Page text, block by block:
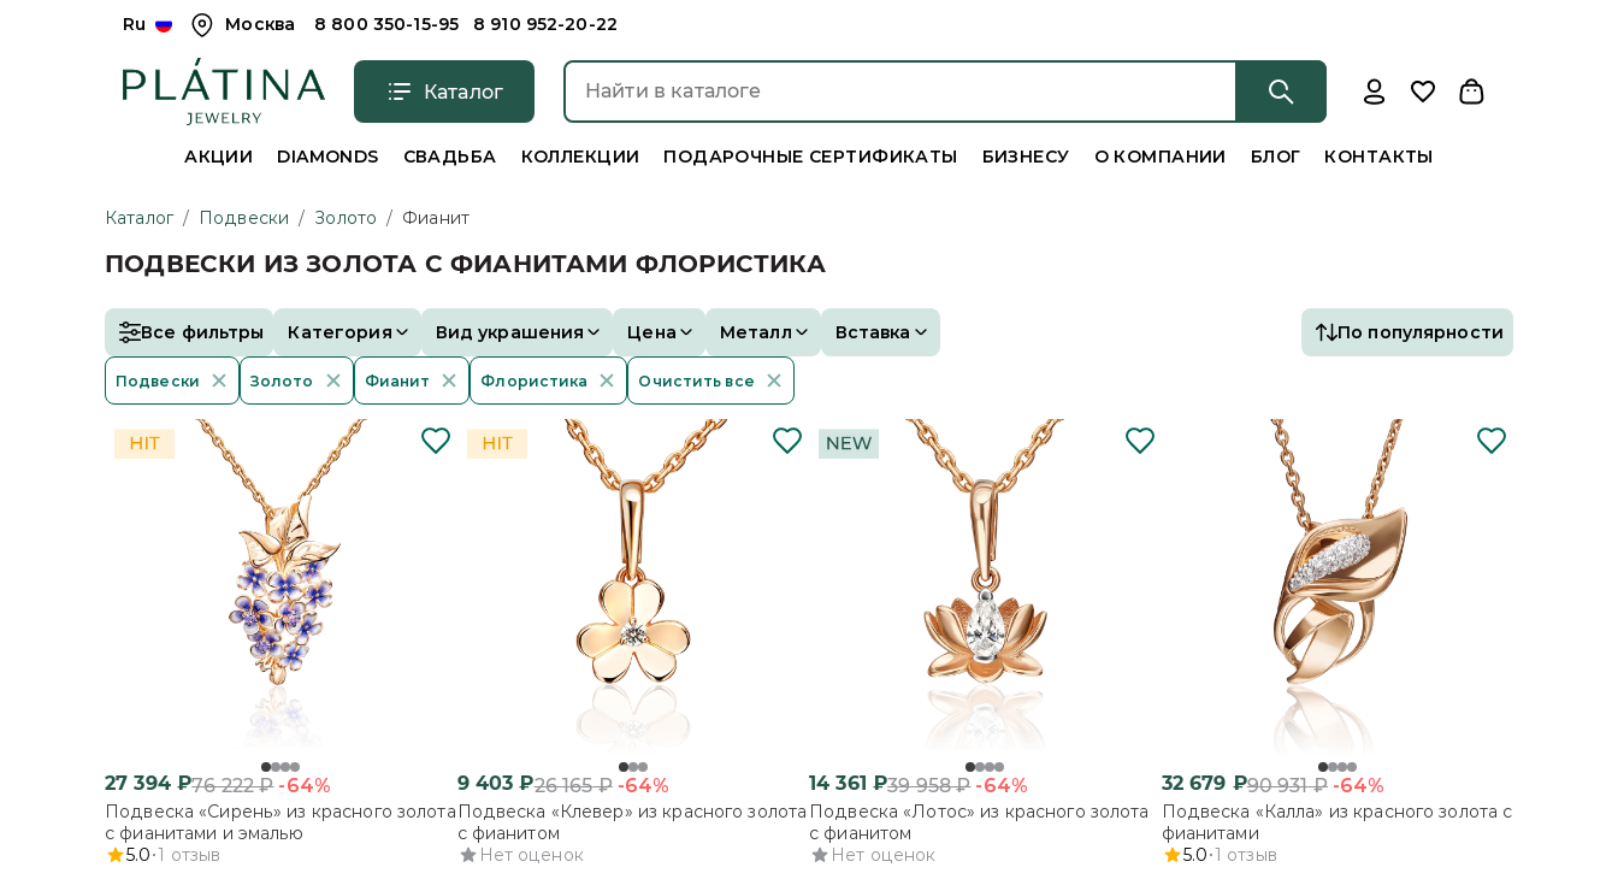
Ru Москва 8 800 350-15-95 8 910 952-20-22
Каталог
АКЦИИ DIAMONDS СВАДЬБА КОЛЛЕКЦИИ ПОДАРОЧНЫЕ СЕРТИФИКАТЫ БИЗНЕСУ О КОМПАНИИ БЛОГ КОНТАКТЫ
Каталог / Подвески / Золото / Фианит
ПОДВЕСКИ ИЗ ЗОЛОТА С ФИАНИТАМИ ФЛОРИСТИКА
Все фильтры Категория Вид украшения Цена Металл Вставка По популярности
Подвески Золото Фианит Флористика Очистить все
27 394₽76 222₽ -64%
Подвеска «Сирень» из красного золота
с фианитами и эмалью
5.0 1 отзыв
9 403 ₽26 165₽ -64%
Подвеска «Клевер» из красного золота
с фианитом
Нет оценок
14 361 ₽39 958₽ -64%
Подвеска «Лотос» из красного золота
с фианитом
Нет оценок
32 679 ₽90 931₽ -64%
Подвеска «Калла» из красного золота с
фианитами
5.0 1 отзыв